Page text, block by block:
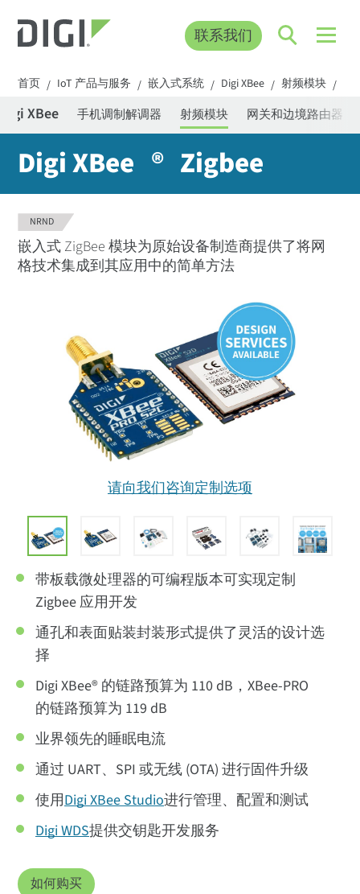
联系我们
首页 / IoT 产品与服务 / 嵌入式系统 / Digi XBee / 射频模块 /
Digi XBee 手机调制解调器 射频模块 网关和边境路由器
Digi XBee ® Zigbee
NRND
嵌入式 ZigBee 模块为原始设备制造商提供了将网
格技术集成到其应用中的简单方法
请向我们咨询定制选项
带板载微处理器的可编程版本可实现定制
Zigbee 应用开发
通孔和表面贴装封装形式提供了灵活的设计选
择
Digi XBee® 的链路预算为 110 dB，XBee-PRO
的链路预算为 119 dB
业界领先的睡眠电流
通过 UART、SPI 或无线 (OTA) 进行固件升级
使用Digi XBee Studio进行管理、配置和测试
Digi WDS提供交钥匙开发服务
如何购买